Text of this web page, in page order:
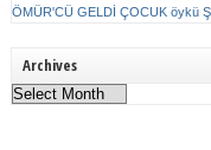
ÖMÜR'CÜ GELDİ ÇOCUK öykü
Archives
Archives